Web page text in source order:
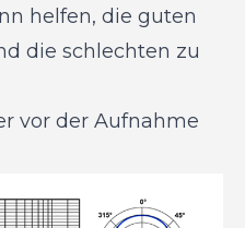
helfen, die guten
die schlechten zu
vor der Aufnahme